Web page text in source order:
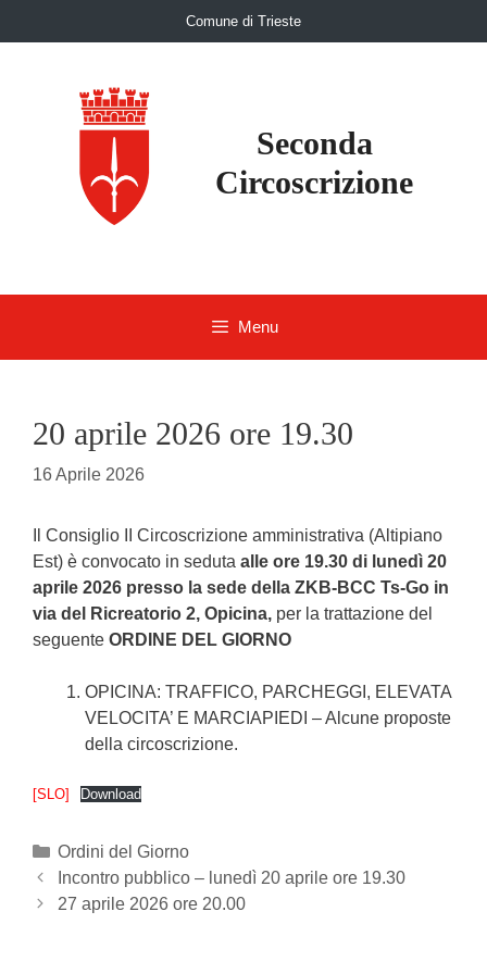
Comune di Trieste
Seconda
Circoscrizione
Menu
20 aprile 2026 ore 19.30
16 Aprile 2026
Il Consiglio II Circoscrizione amministrativa (Altipiano
Est) è convocato in seduta alle ore 19.30 di lunedì 20
aprile 2026 presso la sede della ZKB-BCC Ts-Go in
via del Ricreatorio 2, Opicina, per la trattazione del
seguente ORDINE DEL GIORNO
OPICINA: TRAFFICO, PARCHEGGI, ELEVATA
VELOCITA’ E MARCIAPIEDI – Alcune proposte
della circoscrizione.
[SLO] Download
Categories
Ordini del Giorno
Post
navigation
Incontro pubblico – lunedì 20 aprile ore 19.30
27 aprile 2026 ore 20.00